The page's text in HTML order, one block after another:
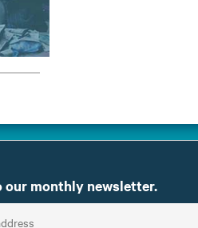
our monthly newsletter.